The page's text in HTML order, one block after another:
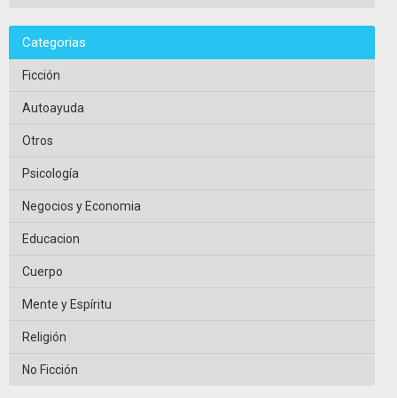
Categorias
Ficción
Autoayuda
Otros
Psicología
Negocios y Economia
Educacion
Cuerpo
Mente y Espíritu
Religión
No Ficción